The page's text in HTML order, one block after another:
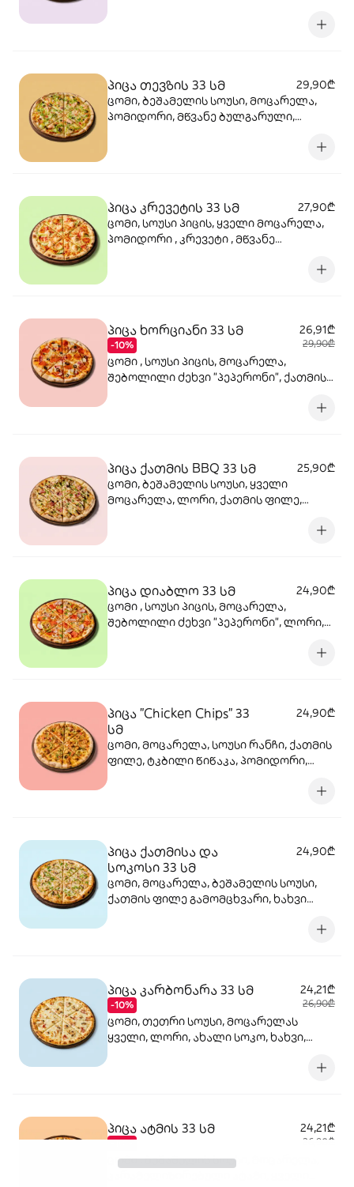
პიცა თევზის 33 სმ
29,90₾
ცომი, ბეშამელის სოუსი, მოცარელა,
პომიდორი, მწვანე ბულგარული,
პიცა კრევეტის 33 სმ
27,90₾
ცომი, სოუსი პიცის, ყველი მოცარელა,
პომიდორი , კრევეტი , მწვანე
პიცა ხორციანი 33 სმ
-10%
26,91₾
29,90₾
ცომი , სოუსი პიცის, მოცარელა,
შებოლილი ძეხვი "პეპერონი", ქათმის
პიცა ქათმის BBQ 33 სმ
25,90₾
ცომი, ბეშამელის სოუსი, ყველი
მოცარელა, ლორი, ქათმის ფილე,
პიცა დიაბლო 33 სმ
24,90₾
ცომი , სოუსი პიცის, მოცარელა,
შებოლილი ძეხვი "პეპერონი", ლორი,
პიცა "Chicken Chips" 33
სმ
24,90₾
ცომი, მოცარელა, სოუსი რანჩი, ქათმის
ფილე, ტკბილი წიწაკა, პომიდორი,
პიცა ქათმისა და
სოკოსი 33 სმ
24,90₾
ცომი, მოცარელა, ბეშამელის სოუსი,
ქათმის ფილე გამომცხვარი, ხახვი
პიცა კარბონარა 33 სმ
-10%
24,21₾
26,90₾
ცომი, თეთრი სოუსი, მოცარელას
ყველი, ლორი, ახალი სოკო, ხახვი,
პიცა ატმის 33 სმ
-10%
24,21₾
26,90₾
ცომი , ბეშამელის სოუსი, მოცარელა,